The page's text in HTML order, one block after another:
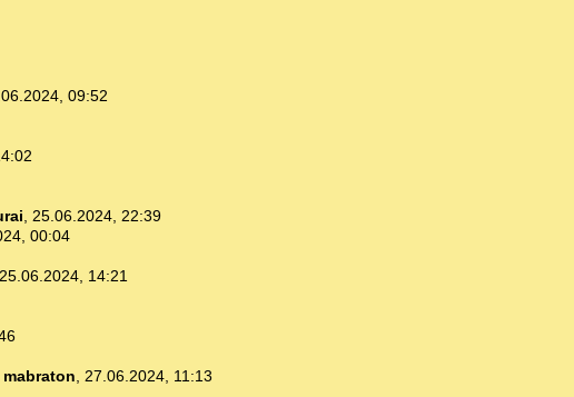
09:52
, 25.06.2024, 22:39
00:04
25.06.2024, 14:21
mabraton, 27.06.2024, 11:13